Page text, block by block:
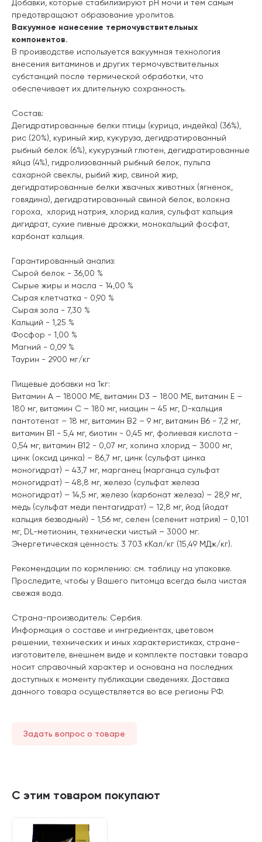
Добавки, которые стабилизируют pH мочи и тем самым
предотвращают образование уролитов.
Вакуумное нанесение термочувствительных
компонентов.
В производстве используется вакуумная технология
внесения витаминов и других термочувствительных
субстанций после термической обработки, что
обеспечивает их длительную сохранность.
Состав:
Дегидратированные белки птицы (курица, индейка) (36%),
рис (20%), куриный жир, кукуруза, дегидратированный
рыбный белок (6%), кукурузный глютен, дегидратированные
яйца (4%), гидролизованный рыбный белок, пульпа
сахарной свеклы, рыбий жир, свиной жир,
дегидратированные белки жвачных животных (ягненок,
говядина), дегидратированный свиной белок, волокна
гороха, хлорид натрия, хлорид калия, сульфат кальция
дигидрат, сухие пивные дрожжи, монокальций фосфат,
карбонат кальция.
Гарантированный анализ:
Сырой белок - 36,00 %
Сырые жиры и масла - 14,00 %
Сырая клетчатка - 0,90 %
Сырая зола - 7,30 %
Кальций - 1,25 %
Фосфор - 1,00 %
Магний - 0,09 %
Таурин - 2900 мг/кг
Пищевые добавки на 1кг:
Витамин A – 18000 МЕ, витамин D3 – 1800 МЕ, витамин E –
180 мг, витамин C – 180 мг, ниацин – 45 мг, D-кальция
пантотенат – 18 мг, витамин B2 – 9 мг, витамин B6 - 7,2 мг,
витамин B1 - 5,4 мг, биотин - 0,45 мг, фолиевая кислота -
0,54 мг, витамин В12 - 0,07 мг, холина хлорид – 3000 мг,
цинк (оксид цинка) – 86,7 мг, цинк (сульфат цинка
моногидрат) – 43,7 мг, марганец (марганца сульфат
моногидрат) – 48,8 мг, железо (сульфат железа
моногидрат) – 14,5 мг, железо (карбонат железа) – 28,9 мг,
медь (сульфат меди пентагидрат) – 12,8 мг, йод (йодат
кальция безводный) - 1,56 мг, селен (селенит натрия) – 0,101
мг, DL-метионин, технически чистый – 3000 мг.
Энергетическая ценность: 3 703 кКал/кг (15,49 МДж/кг).
Рекомендации по кормлению: см. таблицу на упаковке.
Проследите, чтобы у Вашего питомца всегда была чистая
свежая вода.
Страна-производитель: Сербия.
Информация о составе и ингредиентах, цветовом
решении, технических и иных характеристиках, стране-
изготовителе, внешнем виде и комплекте поставки товара
носит справочный характер и основана на последних
доступных к моменту публикации сведениях. Доставка
данного товара осуществляется во все регионы РФ.
Задать вопрос о товаре
С этим товаром покупают